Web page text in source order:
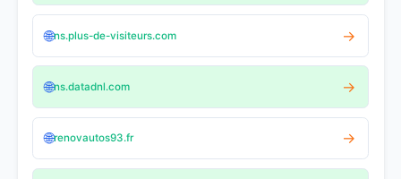
🌐ns.plus-de-visiteurs.com →
🌐ns.datadnl.com →
🌐renovautos93.fr →